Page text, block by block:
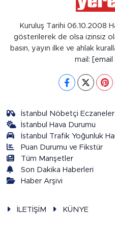
Kuruluş Tarihi 06.10.2008
gösterilerek de olsa izinsiz
basın, yayın ilke ve ahlak
mail:
İstanbul Nöbetçi Eczaneler
İstanbul Hava Durumu
İstanbul Trafik Yoğunluk
Puan Durumu ve Fikstür
Tüm Manşetler
Son Dakika Haberleri
Haber Arşivi
İLETİŞİM KÜNYE